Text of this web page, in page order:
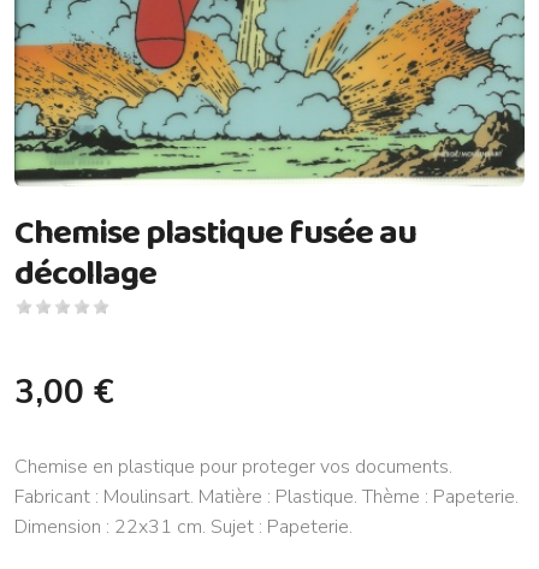
Chemise plastique fusée au
décollage
3,00 €
Chemise en plastique pour proteger vos documents.
Fabricant : Moulinsart. Matière : Plastique. Thème : Papeterie.
Dimension : 22x31 cm. Sujet : Papeterie.